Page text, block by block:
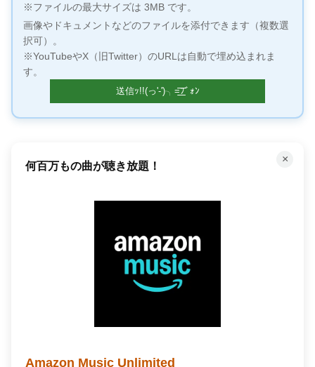
※ファイルの最大サイズは 3MB です。
画像やドキュメントなどのファイルを添付できます（複数選
択可）。
※YouTubeやX（旧Twitter）のURLは自動で埋め込まれま
す。
×
何百万もの曲が聴き放題！
Amazon Music Unlimited